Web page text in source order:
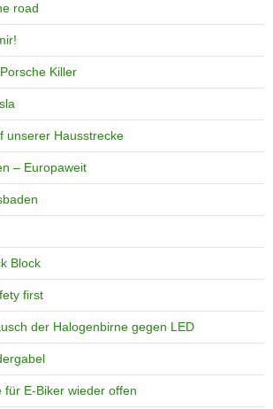
road
Killer
unserer Hausstrecke
– Europaweit
Block
first
der Halogenbirne gegen LED
für E-Biker wieder offen